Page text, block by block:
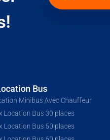
Bus
Minibus Avec Chauffeur
Location Bus 30 places
Location Bus 50 places